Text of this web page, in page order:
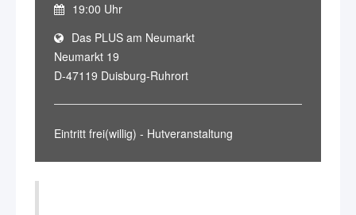
19:00 Uhr
Das PLUS am Neumarkt
Neumarkt 19
D-47119 Duisburg-Ruhrort
Eintritt frei(willig) - Hutveranstaltung